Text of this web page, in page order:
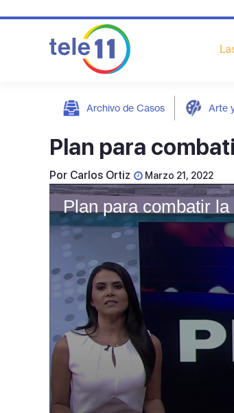
Archivo de Casos Arte
Plan para
Por Carlos Ortiz Marzo 21, 2022
Plan para combatir